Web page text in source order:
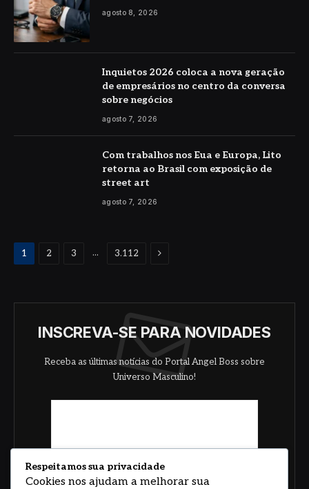
agosto 8, 2026
Inquietos 2026 coloca a nova geração
de empresários no centro da conversa
sobre negócios
agosto 7, 2026
Com trabalhos nos Eua e Europa, Lito
retorna ao Brasil com exposição de
street art
agosto 7, 2026
1 2 3 ... 3.112 Proximo
INSCREVA-SE PARA NOVIDADES
Receba as últimas notícias do Portal Angel Boss sobre
Universo Masculino!
Respeitamos sua privacidade
Cookies nos ajudam a melhorar sua